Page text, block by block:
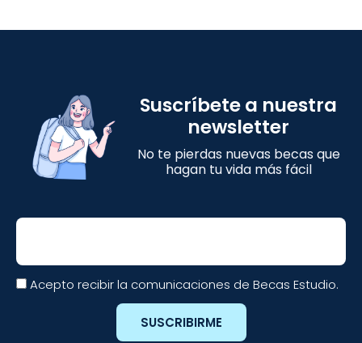
Suscríbete a nuestra
newsletter
No te pierdas nuevas becas que
hagan tu vida más fácil
Email
Acepto recibir la comunicaciones de Becas Estudio.
SUSCRIBIRME